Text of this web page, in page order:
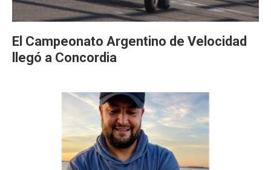
El Campeonato Argentino de Velocidad
llegó a Concordia